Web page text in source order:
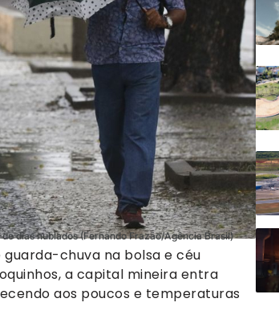
dias nublados (Fernando Frazão/Agência Brasil)
chuva na bolsa e céu
a capital mineira entra
aos poucos e temperaturas